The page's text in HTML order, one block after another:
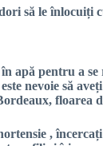
să le înlocuiți
apă pentru
nevoie să
,